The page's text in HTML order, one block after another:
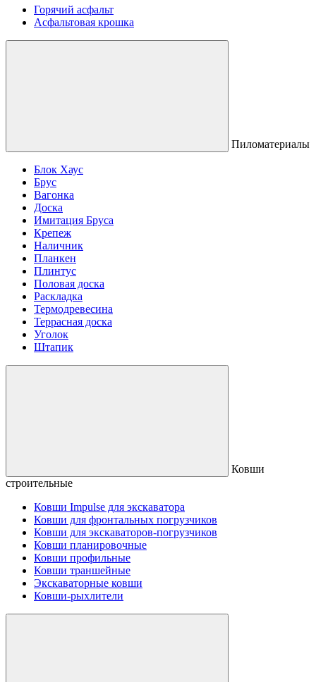
Горячий асфальт
Асфальтовая крошка
Пиломатериалы
Блок Хаус
Брус
Вагонка
Доска
Имитация Бруса
Крепеж
Наличник
Планкен
Плинтус
Половая доска
Раскладка
Термодревесина
Террасная доска
Уголок
Штапик
Ковши
строительные
Ковши Impulse для экскаватора
Ковши для фронтальных погрузчиков
Ковши для экскаваторов-погрузчиков
Ковши планировочные
Ковши профильные
Ковши траншейные
Экскаваторные ковши
Ковши-рыхлители